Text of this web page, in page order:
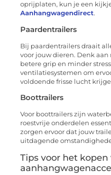
oprijplaten, kun je een
Aanhangwagendirect.
Paardentrailers
Bij paardentrailers draait
voor jouw dieren. Denk
betere grip en minder
ventilatiesystemen om
voldoende frisse lucht
Boottrailers
Voor boottrailers zijn
roestvrije onderdelen
zorgen ervoor dat jouw
uitdagende
Tips voor het kopen